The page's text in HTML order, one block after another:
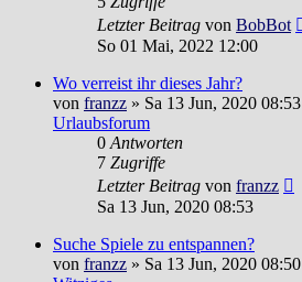
Letzter Beitrag von BobBot
So 01 Mai, 2022 12:00
Wo verreist ihr dieses Jahr?
von franzz » Sa 13 Jun, 2020 08:53
Urlaubsforum
0Antworten
7 Zugriffe
Letzter Beitrag von franzz
Sa 13 Jun, 2020 08:53
Suche Spiele zu entspannen?
von franzz » Sa 13 Jun, 2020 08:50